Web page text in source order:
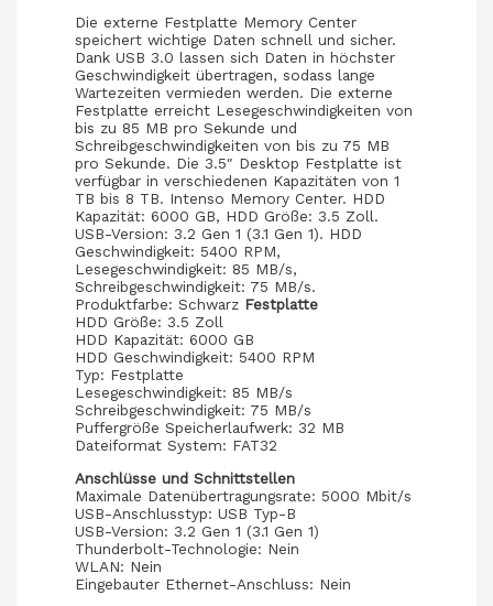
Die externe Festplatte Memory Center
speichert wichtige Daten schnell und sicher.
Dank USB 3.0 lassen sich Daten in höchster
Geschwindigkeit übertragen, sodass lange
Wartezeiten vermieden werden. Die externe
Festplatte erreicht Lesegeschwindigkeiten von
bis zu 85 MB pro Sekunde und
Schreibgeschwindigkeiten von bis zu 75 MB
pro Sekunde. Die 3.5″ Desktop Festplatte ist
verfügbar in verschiedenen Kapazitäten von 1
TB bis 8 TB. Intenso Memory Center. HDD
Kapazität: 6000 GB, HDD Größe: 3.5 Zoll.
USB-Version: 3.2 Gen 1 (3.1 Gen 1). HDD
Geschwindigkeit: 5400 RPM,
Lesegeschwindigkeit: 85 MB/s,
Schreibgeschwindigkeit: 75 MB/s.
Produktfarbe: Schwarz Festplatte
HDD Größe: 3.5 Zoll
HDD Kapazität: 6000 GB
HDD Geschwindigkeit: 5400 RPM
Typ: Festplatte
Lesegeschwindigkeit: 85 MB/s
Schreibgeschwindigkeit: 75 MB/s
Puffergröße Speicherlaufwerk: 32 MB
Dateiformat System: FAT32
Anschlüsse und Schnittstellen
Maximale Datenübertragungsrate: 5000 Mbit/s
USB-Anschlusstyp: USB Typ-B
USB-Version: 3.2 Gen 1 (3.1 Gen 1)
Thunderbolt-Technologie: Nein
WLAN: Nein
Eingebauter Ethernet-Anschluss: Nein